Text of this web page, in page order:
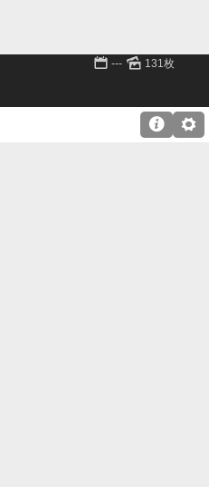
📅 --- 🌄 131枚
⚙
